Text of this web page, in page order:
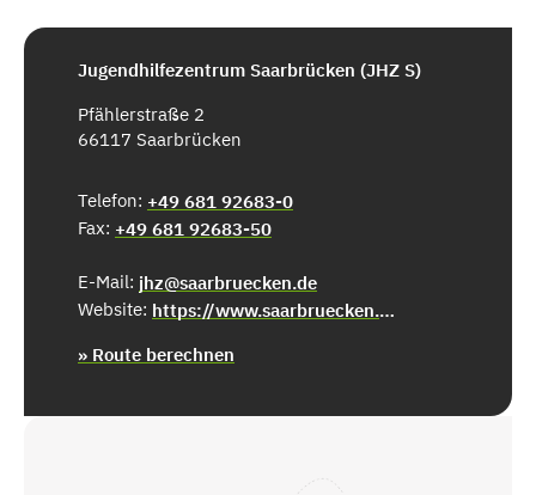
Jugendhilfezentrum Saarbrücken (JHZ S)
Pfählerstraße 2
66117 Saarbrücken
Telefon: +49 681 92683-0
Fax: +49 681 92683-50
E-Mail: jhz@saarbruecken.de
Website:
https://www.saarbruecken.de/bildung/hilfen_zur_erziehung/jugendhilfezentrum
» Route berechnen